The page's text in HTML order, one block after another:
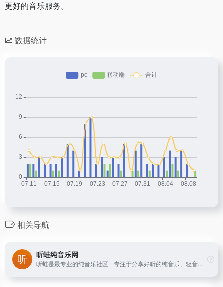
更好的音乐服务。
数据统计
相关导航
听蛙纯音乐网
听蛙是最专业的纯音乐社区，专注于分享好听的纯音乐、轻音乐、钢琴曲、新世纪音乐、背景音乐，提供在线试听、MP3下载、排行榜